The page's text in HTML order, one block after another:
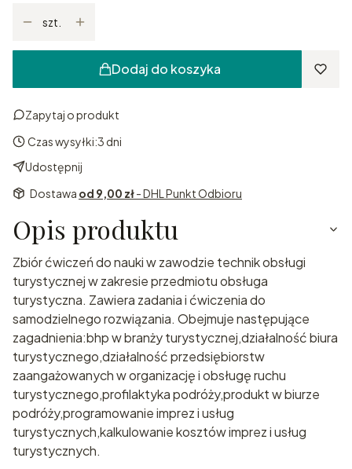
szt.
Dodaj do koszyka
Zapytaj o produkt
Czas wysyłki:3 dni
Udostępnij
Dostawa od 9,00 zł- DHL Punkt Odbioru
Opis produktu
Zbiór ćwiczeń do nauki w zawodzie technik obsługi
turystycznej w zakresie przedmiotu obsługa
turystyczna. Zawiera zadania i ćwiczenia do
samodzielnego rozwiązania. Obejmuje następujące
zagadnienia:bhp w branży turystycznej,działalność biura
turystycznego,działalność przedsiębiorstw
zaangażowanych w organizację i obsługę ruchu
turystycznego,profilaktyka podróży,produkt w biurze
podróży,programowanie imprez i usług
turystycznych,kalkulowanie kosztów imprez i usług
turystycznych.